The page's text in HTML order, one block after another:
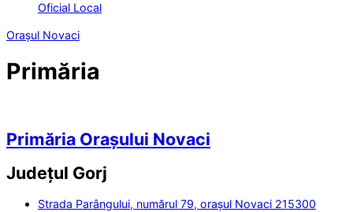
Oficial Local
Orașul Novaci
Primăria
Primăria Orașului Novaci
Județul Gorj
Strada Parângului, numărul 79, orașul Novaci 215300